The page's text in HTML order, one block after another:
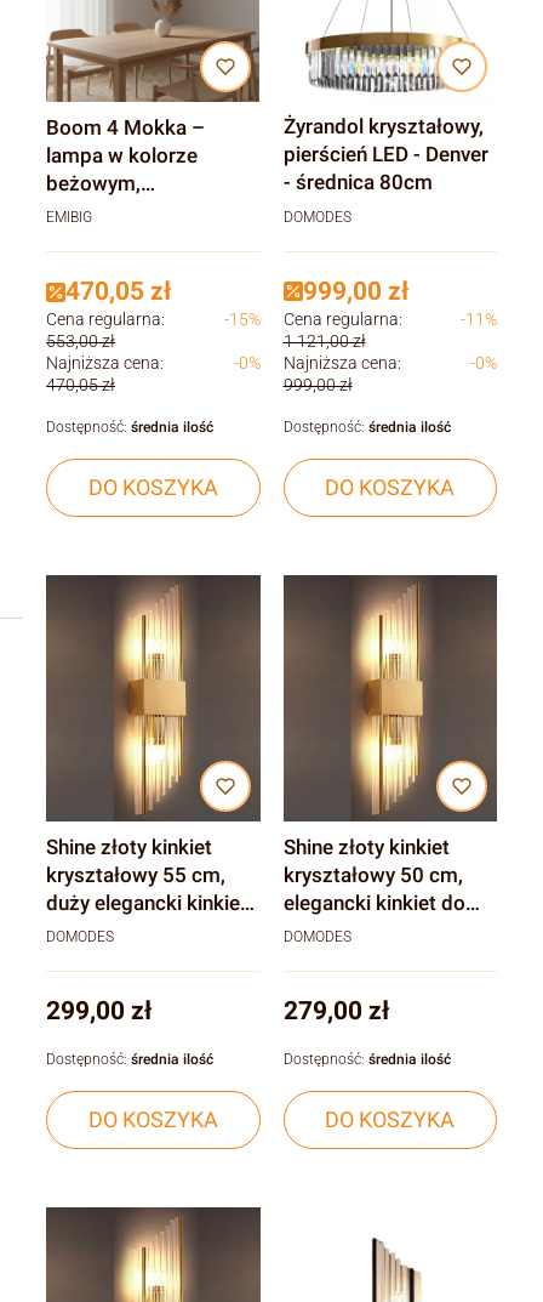
Boom 4 Mokka –
lampa w kolorze
beżowym,
nowoczesne
EMIBIG
470,05 zł
Cena regularna:
553,00 zł
-15%
Najniższa cena:
470,05 zł
-0%
DO KOSZYKA
Dostępność: średnia ilość
Żyrandol kryształowy,
pierścień LED - Denver
- średnica 80cm
DOMODES
999,00 zł
Cena regularna:
1 121,00 zł
-11%
Najniższa cena:
999,00 zł
-0%
DO KOSZYKA
Dostępność: średnia ilość
Shine złoty kinkiet
kryształowy 55 cm,
duży elegancki kinkiet
do sypialni i salonu
DOMODES
Cena
299,00 zł
DO KOSZYKA
Dostępność: średnia ilość
Shine złoty kinkiet
kryształowy 50 cm,
elegancki kinkiet do
sypialni i salonu
DOMODES
Cena
279,00 zł
DO KOSZYKA
Dostępność: średnia ilość